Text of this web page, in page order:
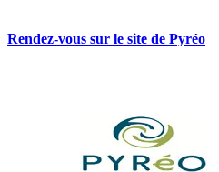
Rendez-vous sur le site de Pyréo